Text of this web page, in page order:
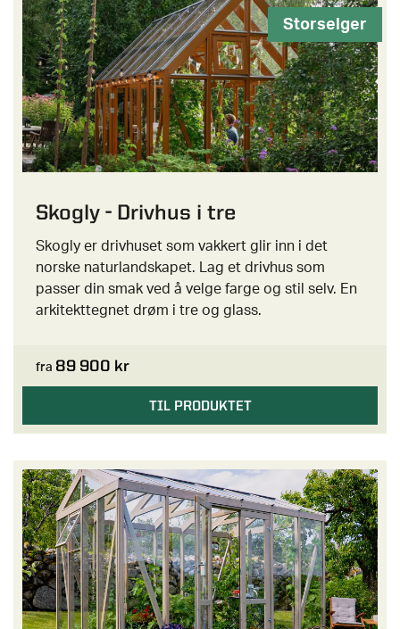
Storselger
Skogly - Drivhus i tre
Skogly er drivhuset som vakkert glir inn i det
norske naturlandskapet. Lag et drivhus som
passer din smak ved å velge farge og stil selv. En
arkitekttegnet drøm i tre og glass.
fra 89 900 kr
TIL PRODUKTET